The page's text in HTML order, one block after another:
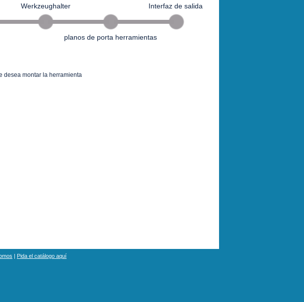
Werkzeughalter Interfaz de salida
planos de porta herramientas
desea montar la herramienta
| Pida el catálogo aquí